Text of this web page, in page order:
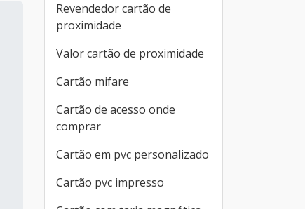
Revendedor cartão de
proximidade
Valor cartão de proximidade
Cartão mifare
Cartão de acesso onde
comprar
Cartão em pvc personalizado
Cartão pvc impresso